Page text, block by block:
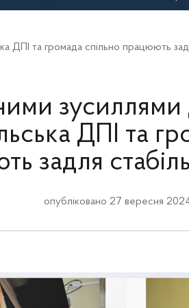
ДПІ та громада спільно працюють
ДПІ та
задля
опубліковано 27 вересня